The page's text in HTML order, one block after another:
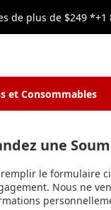
de plus de $249 *+1
et Consommables
une
le formulaire
Nous ne